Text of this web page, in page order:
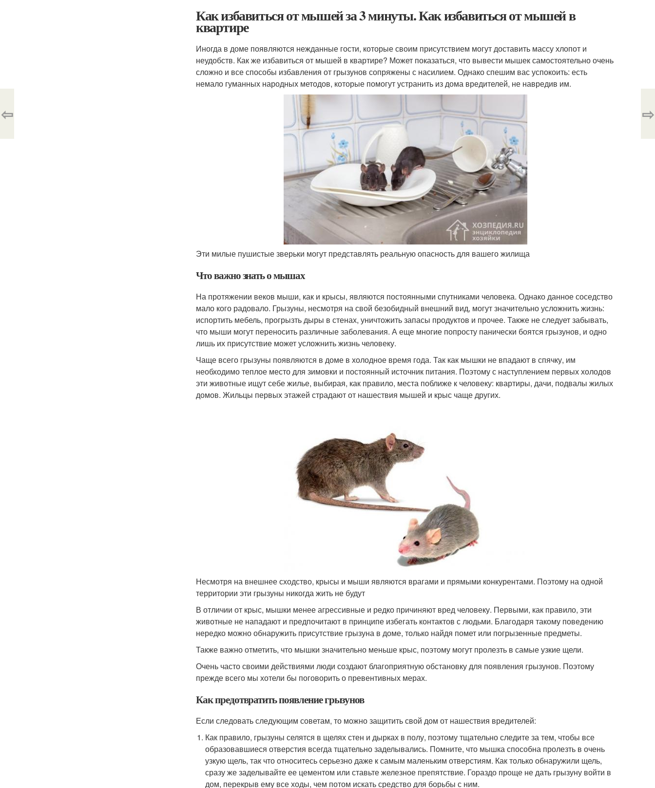
Как избавиться от мышей за 3 минуты. Как избавиться от мышей в
квартире
Иногда в доме появляются нежданные гости, которые своим присутствием могут доставить массу хлопот и
неудобств. Как же избавиться от мышей в квартире? Может показаться, что вывести мышек самостоятельно очень
сложно и все способы избавления от грызунов сопряжены с насилием. Однако спешим вас успокоить: есть
немало гуманных народных методов, которые помогут устранить из дома вредителей, не навредив им.
Эти милые пушистые зверьки могут представлять реальную опасность для вашего жилища
Что важно знать о мышах
На протяжении веков мыши, как и крысы, являются постоянными спутниками человека. Однако данное соседство
мало кого радовало. Грызуны, несмотря на свой безобидный внешний вид, могут значительно усложнить жизнь:
испортить мебель, прогрызть дыры в стенах, уничтожить запасы продуктов и прочее. Также не следует забывать,
что мыши могут переносить различные заболевания. А еще многие попросту панически боятся грызунов, и одно
лишь их присутствие может усложнить жизнь человеку.
Чаще всего грызуны появляются в доме в холодное время года. Так как мышки не впадают в спячку, им
необходимо теплое место для зимовки и постоянный источник питания. Поэтому с наступлением первых холодов
эти животные ищут себе жилье, выбирая, как правило, места поближе к человеку: квартиры, дачи, подвалы жилых
домов. Жильцы первых этажей страдают от нашествия мышей и крыс чаще других.
Несмотря на внешнее сходство, крысы и мыши являются врагами и прямыми конкурентами. Поэтому на одной
территории эти грызуны никогда жить не будут
В отличии от крыс, мышки менее агрессивные и редко причиняют вред человеку. Первыми, как правило, эти
животные не нападают и предпочитают в принципе избегать контактов с людьми. Благодаря такому поведению
нередко можно обнаружить присутствие грызуна в доме, только найдя помет или погрызенные предметы.
Также важно отметить, что мышки значительно меньше крыс, поэтому могут пролезть в самые узкие щели.
Очень часто своими действиями люди создают благоприятную обстановку для появления грызунов. Поэтому
прежде всего мы хотели бы поговорить о превентивных мерах.
Как предотвратить появление грызунов
Если следовать следующим советам, то можно защитить свой дом от нашествия вредителей:
Как правило, грызуны селятся в щелях стен и дырках в полу, поэтому тщательно следите за тем, чтобы все
образовавшиеся отверстия всегда тщательно заделывались. Помните, что мышка способна пролезть в очень
узкую щель, так что относитесь серьезно даже к самым маленьким отверстиям. Как только обнаружили щель,
сразу же заделывайте ее цементом или ставьте железное препятствие. Гораздо проще не дать грызуну войти в
дом, перекрыв ему все ходы, чем потом искать средство для борьбы с ним.
⇦ ⇨